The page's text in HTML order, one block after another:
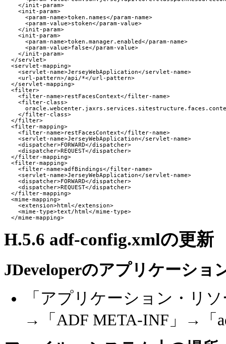
    </init-param>
    <init-param>
      <param-name>token.names</param-name>
      <param-value>stoken</param-value>
    </init-param>
    <init-param>
      <param-name>token.manager.enabled</param-name>
      <param-value>false</param-value>
    </init-param>
  </servlet>
  <servlet-mapping>
    <servlet-name>JerseyWebApplication</servlet-name>
    <url-pattern>/api/*</url-pattern>
  </servlet-mapping>
  <filter>
    <filter-name>restFacesContext</filter-name>
    <filter-class>
    </filter-class>
  </filter>
  <filter-mapping>
    <filter-name>restFacesContext</filter-name>
    <servlet-name>JerseyWebApplication</servlet-name>
    <dispatcher>FORWARD</dispatcher>
    <dispatcher>REQUEST</dispatcher>
  </filter-mapping>
  <filter-mapping>
    <filter-name>adfBindings</filter-name>
    <servlet-name>JerseyWebApplication</servlet-name>
    <dispatcher>FORWARD</dispatcher>
    <dispatcher>REQUEST</dispatcher>
  </filter-mapping>
  <mime-mapping>
    <extension>html</extension>
    <mime-type>text/html</mime-type>
H.5.6 adf-config.xmlの更新
JDeveloperのアプリケーショ
「アプリケーション・リ
→「ADF META-INF」→「